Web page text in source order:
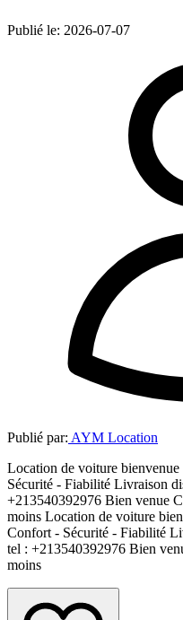
Publié le: 2026-07-07
Publié par: AYM Location
Location de voiture
Sécurité - Fiabilité Livraison
+213540392976 Bien venue
moins Location de voiture
Confort - Sécurité - Fiabilité
tel : +213540392976 Bien
moins